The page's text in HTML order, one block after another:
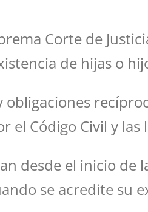
Corte de
de hijas o
el Código Civil y las
desde el inicio de
se acredite su